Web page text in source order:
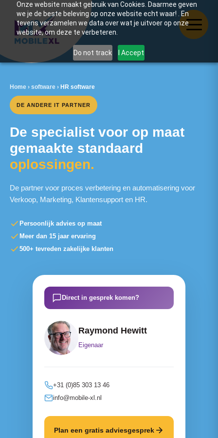
Onze website maakt gebruik van Cookies. Daarmee geven
we je de beste beleving op onze website echt waar! . En
tevens verzamelen we data over wat je uitvoer op onze
website, om deze te verbeteren.
Do not track I Accept
Home › software › HR software
DE ANDERE IT PARTNER
De specialist voor op maat
gemaakte standaard
oplossingen.
De partner voor proces verbetering en automatisering voor
Verkoop, Marketing, Klantensupport en HR.
Persoonlijk advies op maat
Meer dan 15 jaar ervaring
500+ tevreden zakelijke klanten
Direct in gesprek komen?
Raymond Hewitt
Eigenaar
+31 (0)85 303 13 46
info@mobile-xl.nl
Plan een gratis adviesgesprek